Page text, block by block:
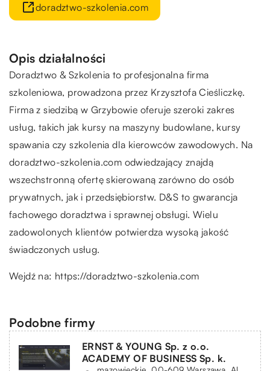
doradztwo-szkolenia.com
Opis działalności
Doradztwo & Szkolenia to profesjonalna firma
szkoleniowa, prowadzona przez Krzysztofa Cieśliczkę.
Firma z siedzibą w Grzybowie oferuje szeroki zakres
usług, takich jak kursy na maszyny budowlane, kursy
spawania czy szkolenia dla kierowców zawodowych. Na
doradztwo-szkolenia.com odwiedzający znajdą
wszechstronną ofertę skierowaną zarówno do osób
prywatnych, jak i przedsiębiorstw. D&S to gwarancja
fachowego doradztwa i sprawnej obsługi. Wielu
zadowolonych klientów potwierdza wysoką jakość
świadczonych usług.
Wejdź na: https://doradztwo-szkolenia.com
Podobne firmy
ERNST & YOUNG Sp. z o.o.
ACADEMY OF BUSINESS Sp. k.